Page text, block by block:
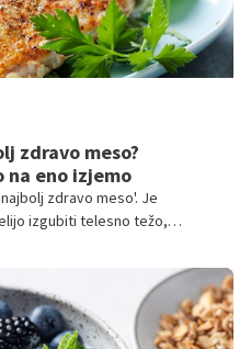
zdravo meso?
eno izjemo
zdravo meso'. Je
izgubiti telesno težo,